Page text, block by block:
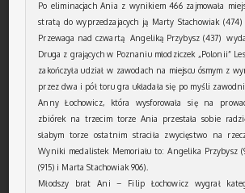
Po eliminacjach Ania z wynikiem 466 zajmowała
stratą do wyprzedzajacych ją Marty Stachowiak
Przewaga nad czwartą Angeliką Przybysz (437)
Druga z grających w Poznaniu młodziczek „Polonii”
zakończyła udział w zawodach na miejscu ósmym z
przez dwa i pół toru gra układała się po myśli
Anny Łochowicz, która wysforowała się na
zbiórek na trzecim torze Ania przestała sobie
słabym torze ostatnim straciła zwycięstwo na
Wyniki medalistek Memoriału to: Angelika Przybysz
(915) i Marta Stachowiak 906).
Młodszy brat Ani – Filip Łochowicz wygrał